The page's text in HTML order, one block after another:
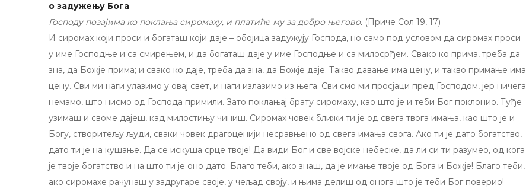
о задужењу Бога
Господу позајима ко поклања сиромаху, и платиће му за добро његово. (Приче Сол 19, 17)
И сиромах који проси и богаташ који даје – обојица задужују Господа, но само под условом да сиромах проси
у име Господње и са смирењем, и да богаташ даје у име Господње и са милосрђем. Свако ко прима, треба да
зна, да Божје прима; и свако ко даје, треба да зна, да Божје даје. Такво давање има цену, и такво примање има
цену. Сви ми наги улазимо у овај свет, и наги излазимо из њега. Сви смо ми просјаци пред Господом, јер ничега
немамо, што нисмо од Господа примили. Зато поклањај брату сиромаху, као што је и теби Бог поклонио. Туђе
узимаш и своме дајеш, кад милостињу чиниш. Сиромах човек ближи ти је од свега твога имања, као што је и
Богу, створитељу људи, сваки човек драгоценији несравњено од свега имања свога. Ако ти је дато богатство,
дато ти је на кушање. Да се искуша срце твоје! Да види Бог и све војске небеске, да ли си ти разумео, од кога
је твоје богатство и на што ти је оно дато. Благо теби, ако знаш, да је имање твоје од Бога и Божје! Благо теби,
ако сиромахе рачунаш у задругаре своје, у чељад своју, и њима делиш од онога што је теби Бог поверио!